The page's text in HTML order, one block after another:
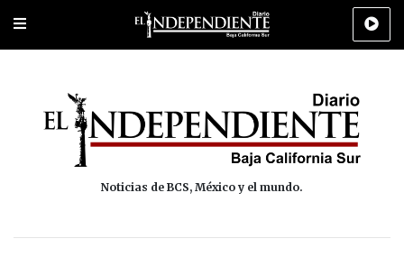
Portada Los Cabos Policiaca Deportes Cultura
Noticias de BCS, México y el mundo.